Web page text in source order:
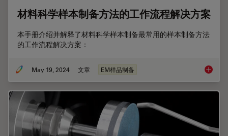
材料科学样本制备方法的工作流程解决方案
本手册介绍并解释了材料科学样本制备最常用的样本制备方法
的工作流程解决方案：
May 19, 2024 文章 EM样品制备 材料科